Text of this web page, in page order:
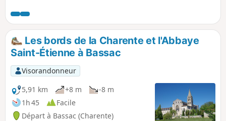
Les bords de la Charente et l'Abbaye
Saint-Étienne à Bassac
Visorandonneur
5,91 km
+8 m
-8 m
1h 45
Facile
Départ à Bassac (Charente)